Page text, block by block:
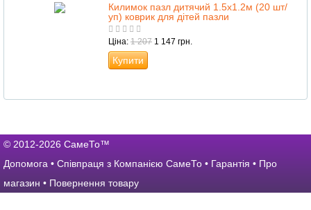
Килимок пазл дитячий 1.5х1.2м (20 шт/
уп) коврик для дітей пазли
Ціна: 1 207 1 147 грн.
Купити
© 2012-2026 СамеТо™
Допомога • Співпраця з Компанією СамеТо • Гарантія • Про
магазин • Повернення товару